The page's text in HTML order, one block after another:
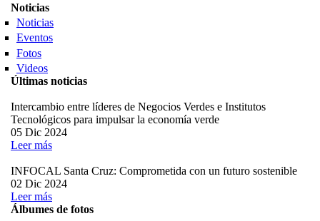
Noticias
Noticias
Eventos
Fotos
Videos
Últimas noticias
Intercambio entre líderes de Negocios Verdes e Institutos
Tecnológicos para impulsar la economía verde
05 Dic 2024
Leer más
INFOCAL Santa Cruz: Comprometida con un futuro sostenible
02 Dic 2024
Leer más
Álbumes de fotos